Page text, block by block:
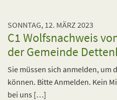
SONNTAG, 12. MÄRZ 2023
C1 Wolfsnachweis
der Gemeinde
Sie müssen sich anmelden, um
können. Bitte Anmelden. Kein
bei uns […]